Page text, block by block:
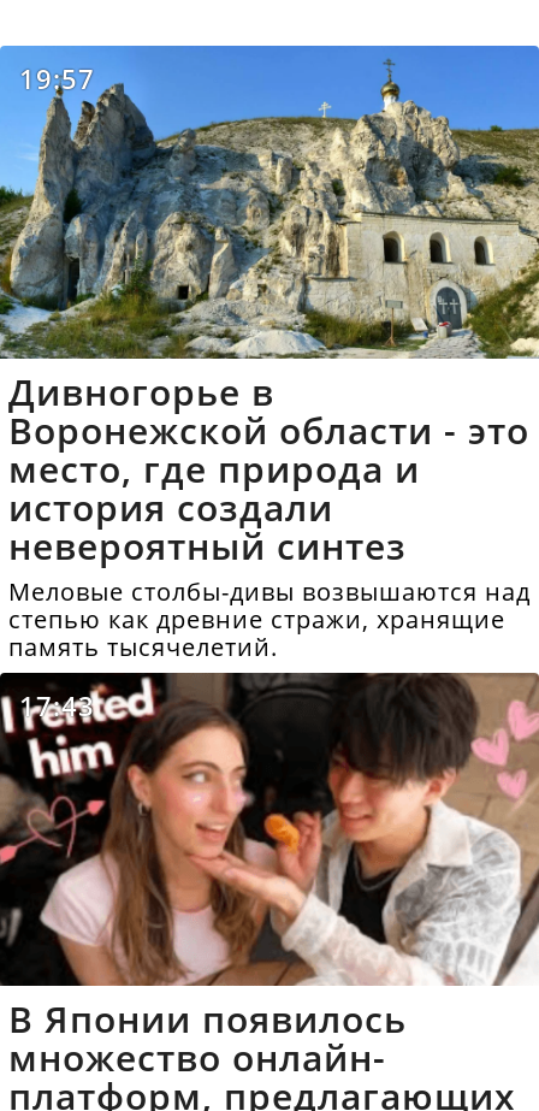
19:57
Дивногорье в
Воронежской области - это
место, где природа и
история создали
невероятный синтез
Меловые столбы-дивы возвышаются над
степью как древние стражи, хранящие
память тысячелетий.
17:43
В Японии появилось
множество онлайн-
платформ, предлагающих